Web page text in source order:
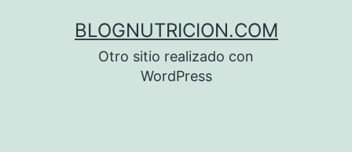
BLOGNUTRICION.COM
Otro sitio realizado con
WordPress